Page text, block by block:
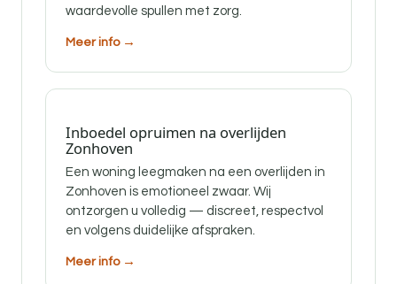
waardevolle spullen met zorg.
Meer info →
Inboedel opruimen na overlijden
Zonhoven
Een woning leegmaken na een overlijden in
Zonhoven is emotioneel zwaar. Wij
ontzorgen u volledig — discreet, respectvol
en volgens duidelijke afspraken.
Meer info →